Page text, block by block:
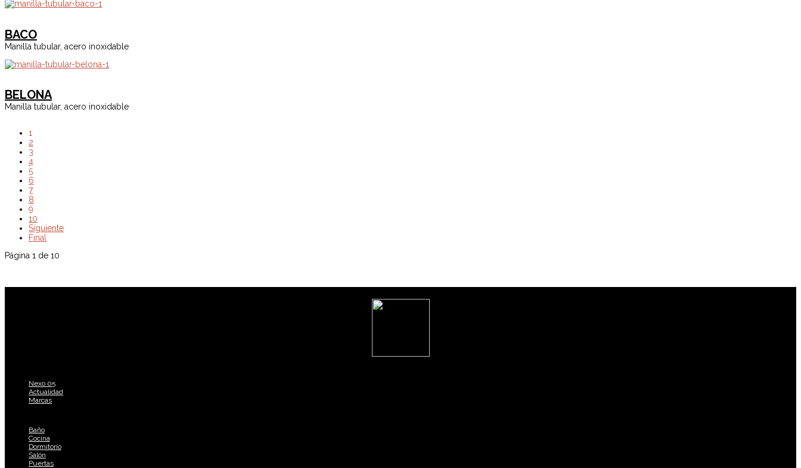
BACO
Manilla tubular, acero inoxidable
BELONA
Manilla tubular, acero inoxidable
1
2
3
4
5
6
7
8
9
10
Siguiente
Final
Página 1 de 10
Nexo 05
Actualidad
Marcas
Baño
Cocina
Dormitorio
Salón
Puertas